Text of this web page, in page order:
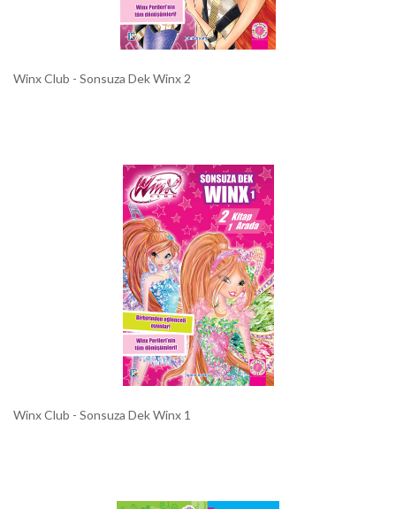
Winx Club - Sonsuza Dek Winx 2
Winx Club - Sonsuza Dek Winx 1